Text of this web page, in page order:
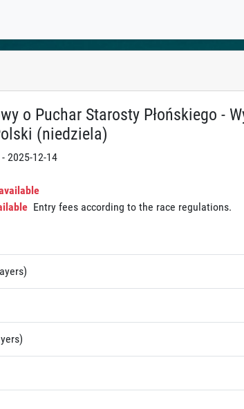
o Puchar Starosty Płońskiego -
(niedziela)
2025-12-14
Entry fees according to the race regulations.